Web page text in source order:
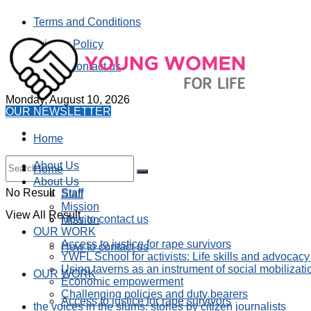
Terms and Conditions
Privacy Policy
How to contact us
Monday, August 10, 2026
No Result
View All Result
OUR NEWSLETTER
Home
About Us
Staff
Mission
How to contact us
OUR WORK
Access to justice for rape survivors
Home
About Us
Staff
Mission
How to contact us
OUR WORK
Access to justice for rape survivors
YWFL School for activists: Life skills and
Using taverns as an instrument of social
Economic empowerment
Challenging policies and duty bearers
the voices in the slums: stories by citizen journalists